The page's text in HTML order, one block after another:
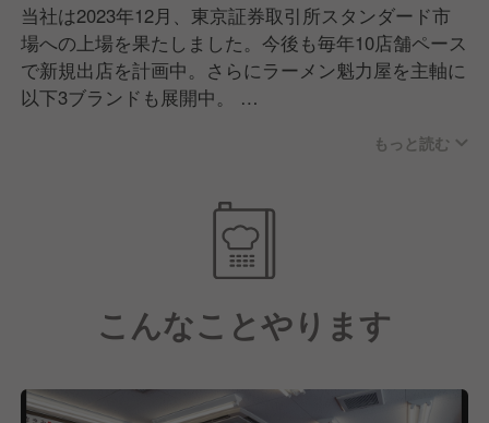
当社は2023年12月、東京証券取引所スタンダード市
場への上場を果たしました。今後も毎年10店舗ペース
で新規出店を計画中。さらにラーメン魁力屋を主軸に
以下3ブランドも展開中。
た。もちろん、魁力屋も例外ではありません。それで
も多くのお客さまが変わらず足を運んでくださったの
は、ずっと接客にこだわってきた成果だと思っていま
「魁力屋がないと困る」
もっと読む
こんなことやります